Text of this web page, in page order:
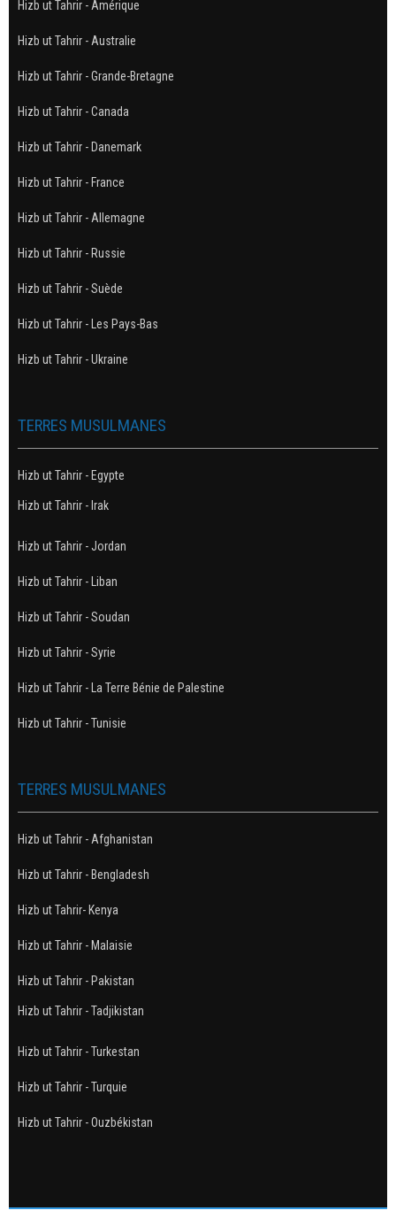
Hizb ut Tahrir - Amérique
Hizb ut Tahrir - Australie
Hizb ut Tahrir - Grande-Bretagne
Hizb ut Tahrir - Canada
Hizb ut Tahrir - Danemark
Hizb ut Tahrir - France
Hizb ut Tahrir - Allemagne
Hizb ut Tahrir - Russie
Hizb ut Tahrir - Suède
Hizb ut Tahrir - Les Pays-Bas
Hizb ut Tahrir - Ukraine
TERRES MUSULMANES
Hizb ut Tahrir - Egypte
Hizb ut Tahrir - Irak
Hizb ut Tahrir - Jordan
Hizb ut Tahrir - Liban
Hizb ut Tahrir - Soudan
Hizb ut Tahrir - Syrie
Hizb ut Tahrir - La Terre Bénie de Palestine
Hizb ut Tahrir - Tunisie
TERRES MUSULMANES
Hizb ut Tahrir - Afghanistan
Hizb ut Tahrir - Bengladesh
Hizb ut Tahrir- Kenya
Hizb ut Tahrir - Malaisie
Hizb ut Tahrir - Pakistan
Hizb ut Tahrir - Tadjikistan
Hizb ut Tahrir - Turkestan
Hizb ut Tahrir - Turquie
Hizb ut Tahrir - Ouzbékistan